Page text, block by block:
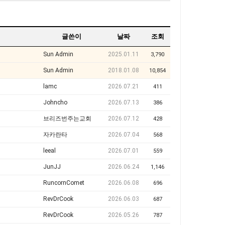
글쓴이 날짜 조회
Sun Admin 2025.01.11 3,790
Sun Admin 2018.01.08 10,854
lamc 2026.07.21 411
Johncho 2026.07.13 386
브리즈번주는교회 2026.07.12 428
자카란타 2026.07.04 568
leeal 2026.07.01 559
JunJJ 2026.06.24 1,146
RuncornComet 2026.06.08 696
RevDrCook 2026.06.03 687
RevDrCook 2026.05.26 787